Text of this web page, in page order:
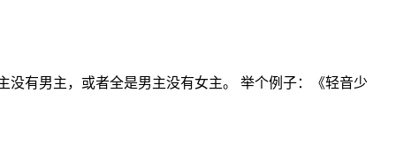
有男主，或者全是男主没有女主。 举个例子：《轻音少